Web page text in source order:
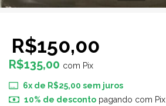
R$150,00
R$135,00 com Pix
6x de R$25,00 sem juros
10% de descontopagando com Pix